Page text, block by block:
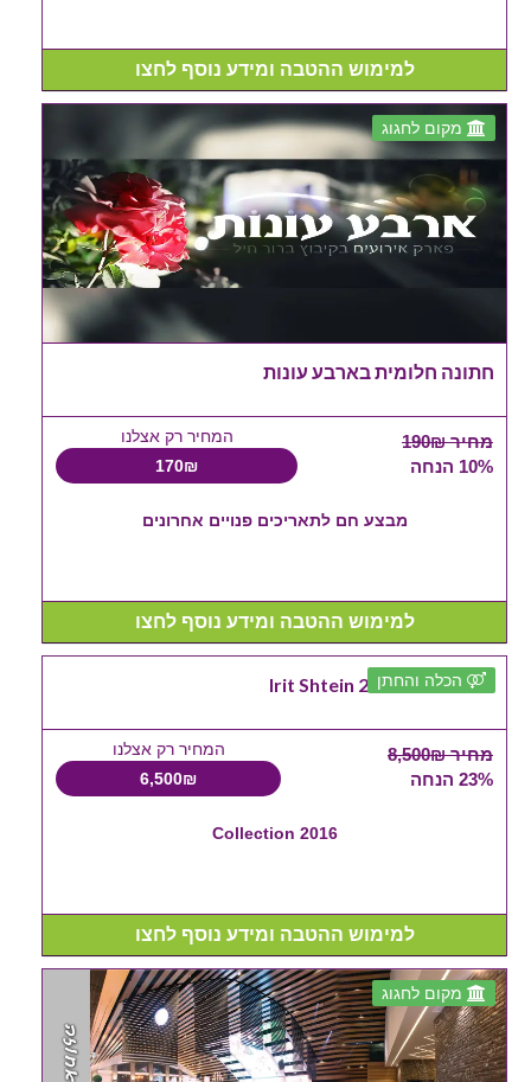
למימוש ההטבה ומידע נוסף לחצו
מקום לחגוג
חתונה חלומית בארבע עונות
מחיר 190₪
10% הנחה
המחיר רק אצלנו
170₪
מבצע חם לתאריכים פנויים אחרונים
למימוש ההטבה ומידע נוסף לחצו
הכלה והחתן
Irit Shtein 2016 Collection
מחיר 8,500₪
23% הנחה
המחיר רק אצלנו
6,500₪
2016 Collection
למימוש ההטבה ומידע נוסף לחצו
מקום לחגוג